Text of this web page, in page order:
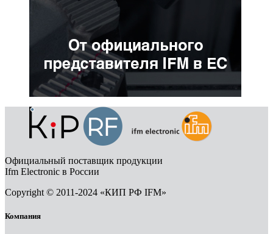
Официальный поставщик продукции
Ifm Electronic в России
Copyright © 2011-2024 «КИП РФ IFM»
Компания